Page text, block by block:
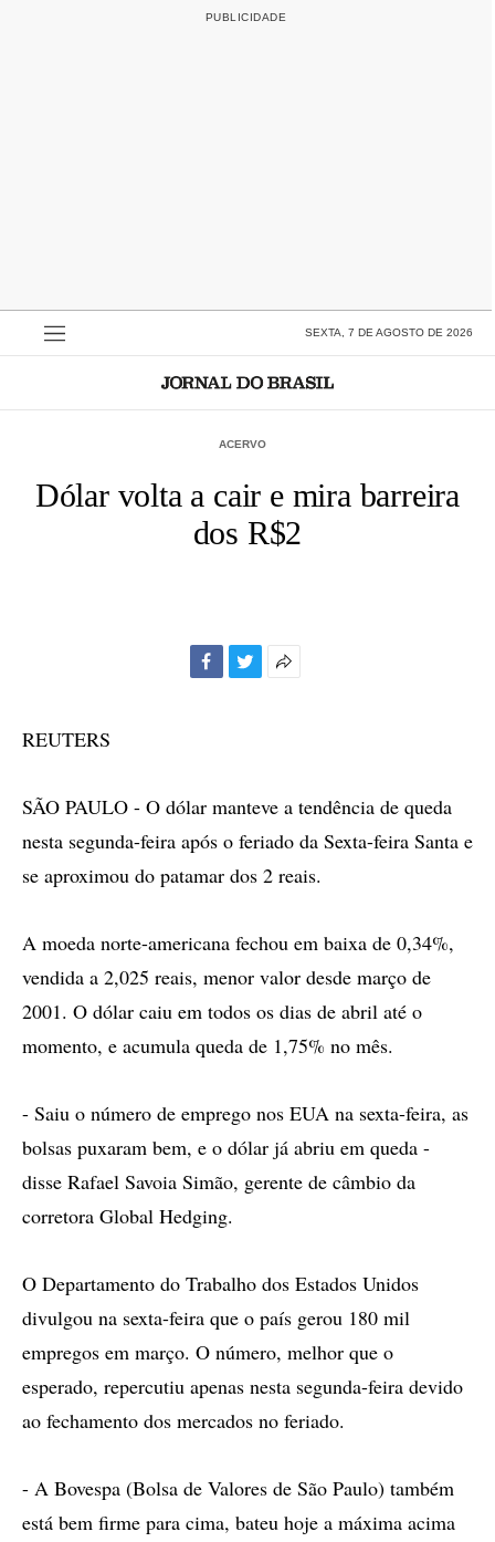
SEXTA, 7 DE AGOSTO DE 2026
ACERVO
Dólar volta a cair e mira barreira
dos R$2
REUTERS
SÃO PAULO - O dólar manteve a tendência de queda
nesta segunda-feira após o feriado da Sexta-feira Santa e
se aproximou do patamar dos 2 reais.
A moeda norte-americana fechou em baixa de 0,34%,
vendida a 2,025 reais, menor valor desde março de
2001. O dólar caiu em todos os dias de abril até o
momento, e acumula queda de 1,75% no mês.
- Saiu o número de emprego nos EUA na sexta-feira, as
bolsas puxaram bem, e o dólar já abriu em queda -
disse Rafael Savoia Simão, gerente de câmbio da
corretora Global Hedging.
O Departamento do Trabalho dos Estados Unidos
divulgou na sexta-feira que o país gerou 180 mil
empregos em março. O número, melhor que o
esperado, repercutiu apenas nesta segunda-feira devido
ao fechamento dos mercados no feriado.
- A Bovespa (Bolsa de Valores de São Paulo) também
está bem firme para cima, bateu hoje a máxima acima